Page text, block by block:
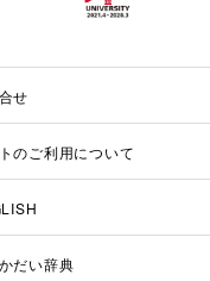
せ
のご利用について
だい辞典